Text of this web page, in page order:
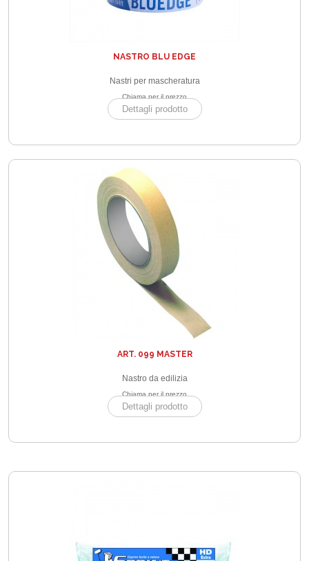
NASTRO BLU EDGE
Nastri per mascheratura
Chiama per il prezzo
Dettagli prodotto
ART. 099 MASTER
Nastro da edilizia
Chiama per il prezzo
Dettagli prodotto